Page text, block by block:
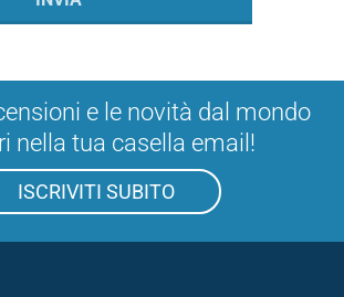
e le novità dal mondo
nella tua casella email!
ISCRIVITI SUBITO